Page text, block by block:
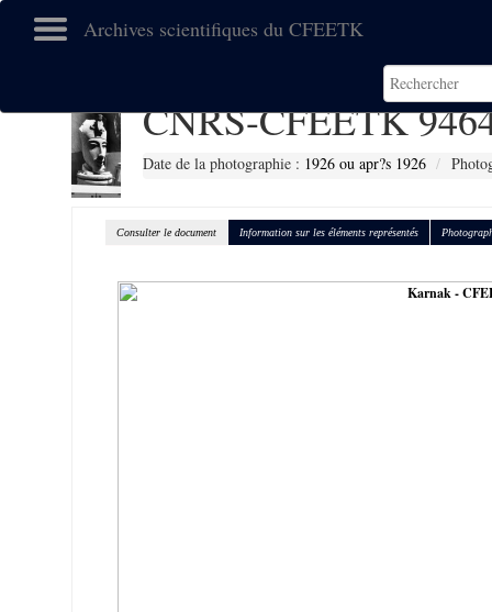
Archives scientifiques du CFEETK
CNRS-CFEETK
Date de la photographie : 1926 ou apr?s 1926
Consulter le document Information sur les éléments représentés